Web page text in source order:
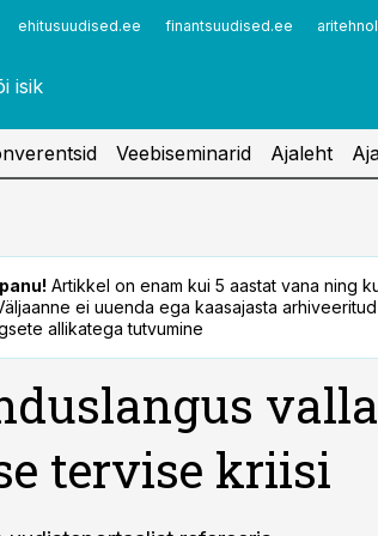
ehitusuudised.ee finantsuudised.ee
Veebiseminarid Ajaleht
Artikkel on enam kui 5 aastat vana ning
ei uuenda ega kaasajasta
allikatega tutvumine
tervise kriisi